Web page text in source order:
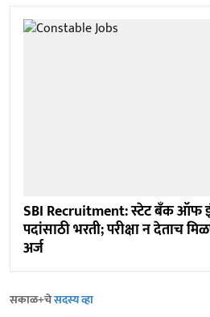
SBI Recruitment: स्टेट बँक ऑफ
पदांसाठी भरती; परीक्षा न देताच
अर्ज
सकाळ+चेसदस्य व्हा